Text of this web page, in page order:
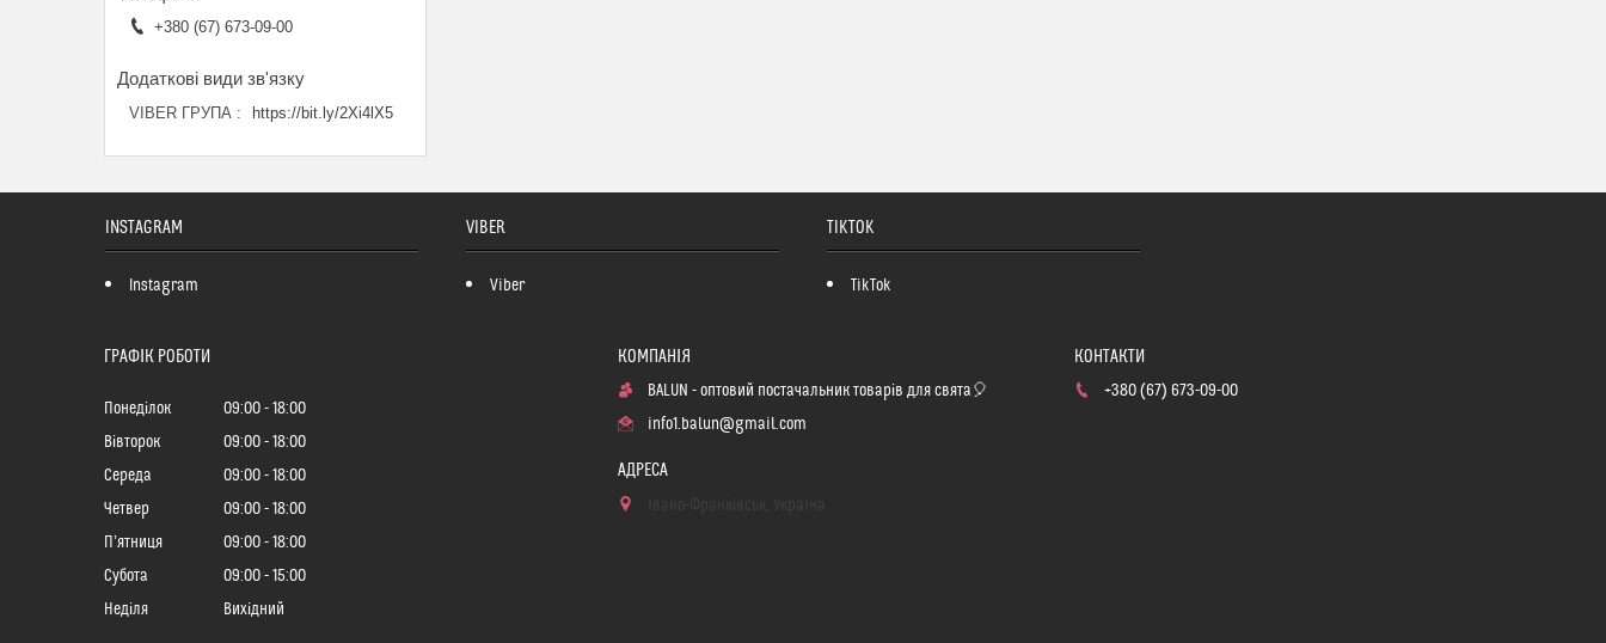
+380 (67) 673-09-00
VIBER ГРУПА https://bit.ly/2Xi4lX5
INSTAGRAM
Instagram
VIBER
Viber
TIKTOK
TikTok
ГРАФІК РОБОТИ
Понеділок 09:00
18:00
Вівторок
09:00
18:00
Середа
09:00
18:00
Четвер
09:00
18:00
Пʼятниця
09:00
18:00
Субота
09:00
15:00
Неділя
Вихідний
BALUN - оптовий постачальник товарів для свята🎈
info1.balun@gmail.com
+380 (67) 673-09-00